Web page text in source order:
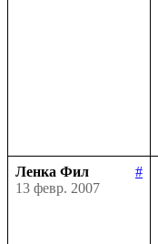
Ленка Фил
#
13 февр. 2007